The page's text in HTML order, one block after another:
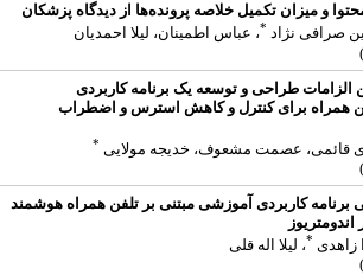
و میزان تکمیل خلاصه پرونده‌ها از دیدگاه پزشکان
صرافی نژاد * ، عباس اطمینان، لیلا احمدیان
شناسایی و تعیین الزامات طراحی و توسعه یک برنامه‎ کاربردی
همراه برای کنترل و کاهش استرس و اضطراب
قائمی، عصمت مشعوف، خدیجه مولایی
کاربردی آموزشی مبتنی بر تلفن همراه هوشمند
، لیلا اله قلی